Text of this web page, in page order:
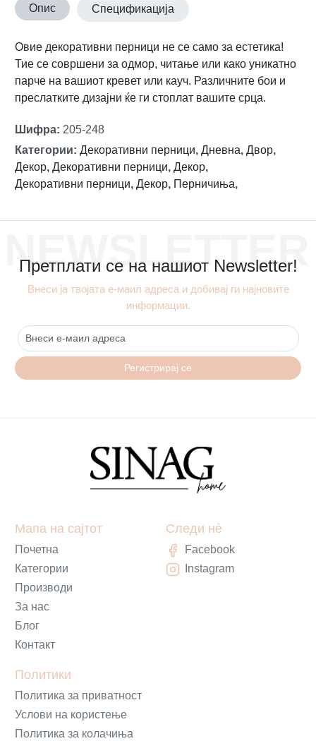
Опис Спецификација
Овие декоративни перници не се само за естетика!
Тие се совршени за одмор, читање или како уникатно
парче на вашиот кревет или кауч. Различните бои и
преслатките дизајни ќе ги стоплат вашите срца.
Шифра: 205-248
Категории: Декоративни перници, Дневна, Двор,
Декор, Декоративни перници, Декор,
Декоративни перници, Декор, Перничиња,
NEWSLETTER
Претплати се на нашиот Newsletter!
Внеси ја твојата е-маил адреса и добивај ги најновите
информации.
Регистрирај се
Мапа на сајтот
Почетна
Категории
Производи
За нас
Блог
Контакт
Политики
Политика за приватност
Услови на користење
Политика за колачиња
Следи нè
Facebook
Instagram